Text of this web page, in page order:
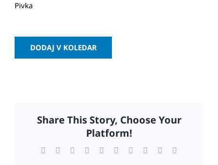
Pivka
DODAJ V KOLEDAR
Share This Story, Choose Your
Platform!
Facebook Reddit LinkedInWhatsApp
TumblrPinterest Xing